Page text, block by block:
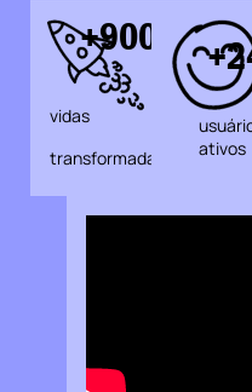
vidas
transformadas
+900
mil
ativos
+